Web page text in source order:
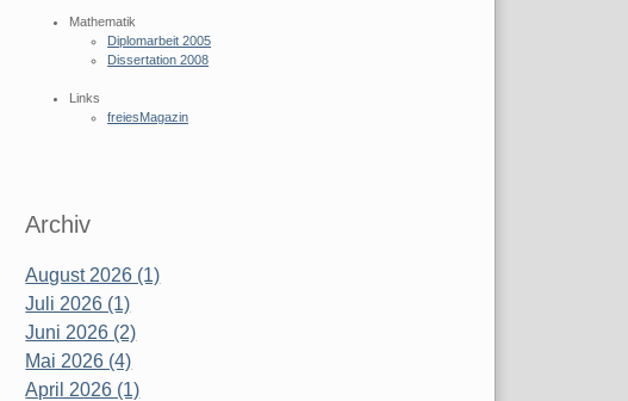
Mathematik
Diplomarbeit 2005
Dissertation 2008
Links
freiesMagazin
Archiv
August 2026 (1)
Juli 2026 (1)
Juni 2026 (2)
Mai 2026 (4)
April 2026 (1)